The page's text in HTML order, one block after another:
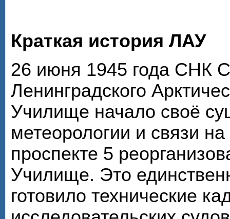
Краткая история ЛАУ
26 июня 1945 года СНК
Ленинградского
Училище начало своё
метеорологии и связи
проспекте 5
Училище. Это
готовило технические